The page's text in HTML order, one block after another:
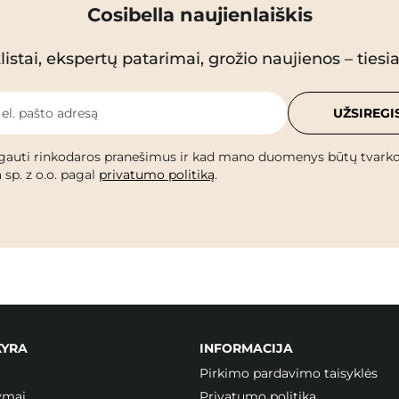
Cosibella naujienlaiškis
ekspertų patarimai, grožio naujienos –
pašto adresą
rinkodaros pranešimus ir kad mano duomenys būtų
sp. z o.o. pagal privatumo politiką.
INFORMACIJA
Pirkimo pardavimo taisyklės